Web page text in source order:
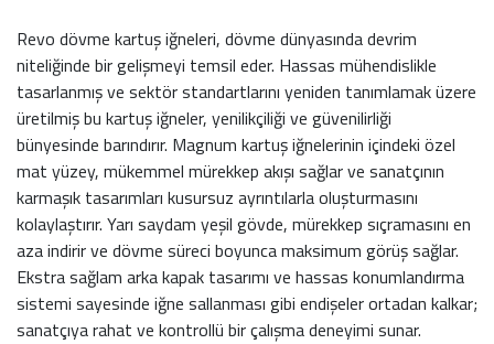
Revo dövme kartuş iğneleri, dövme dünyasında devrim
niteliğinde bir gelişmeyi temsil eder. Hassas mühendislikle
tasarlanmış ve sektör standartlarını yeniden tanımlamak üzere
üretilmiş bu kartuş iğneler, yenilikçiliği ve güvenilirliği
bünyesinde barındırır. Magnum kartuş iğnelerinin içindeki özel
mat yüzey, mükemmel mürekkep akışı sağlar ve sanatçının
karmaşık tasarımları kusursuz ayrıntılarla oluşturmasını
kolaylaştırır. Yarı saydam yeşil gövde, mürekkep sıçramasını en
aza indirir ve dövme süreci boyunca maksimum görüş sağlar.
Ekstra sağlam arka kapak tasarımı ve hassas konumlandırma
sistemi sayesinde iğne sallanması gibi endişeler ortadan kalkar;
sanatçıya rahat ve kontrollü bir çalışma deneyimi sunar.